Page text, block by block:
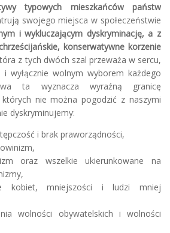
typowych mieszkańców państw
swojego miejsca w społeczeństwie
i wykluczającym dyskryminację, a z
konserwatywne korzenie
z tych dwóch szal przeważa w sercu,
wyłącznie wolnym wyborem każdego
ta wyznacza wyraźną granicę
nie można pogodzić z naszymi
dyskryminujemy:
i brak praworządności,
oraz wszelkie ukierunkowane na
kobiet, mniejszości i ludzi mniej
wolności obywatelskich i wolności